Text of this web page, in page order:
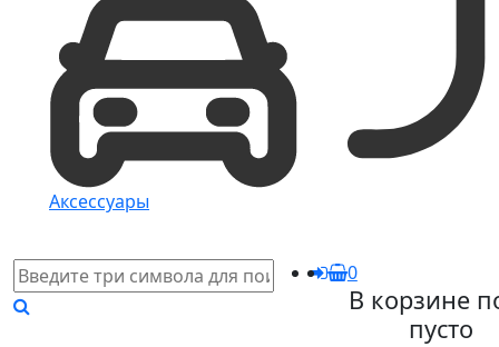
Аксессуары
0
В корзине
пусто